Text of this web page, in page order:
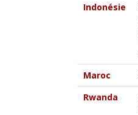
Indonésie
Maroc
Rwanda